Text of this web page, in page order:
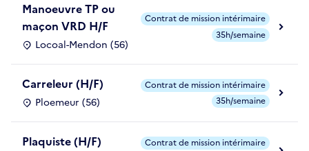
Manoeuvre TP ou
maçon VRD H/F
Locoal-Mendon (56)
Contrat de mission intérimaire
35h/semaine
Carreleur (H/F)
Ploemeur (56)
Contrat de mission intérimaire
35h/semaine
Plaquiste (H/F)
Contrat de mission intérimaire